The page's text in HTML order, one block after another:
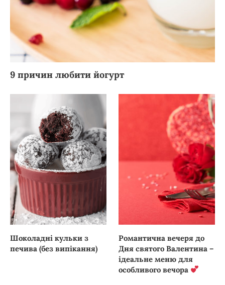
9 причин любити йогурт
Шоколадні кульки з
печива (без випікання)
Романтична вечеря до
Дня святого Валентина –
ідеальне меню для
особливого вечора